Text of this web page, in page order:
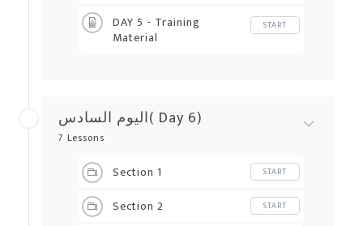
DAY 5 - Training
Material
START
اليوم السادس( Day 6)
7 Lessons
Section 1 START
Section 2 START